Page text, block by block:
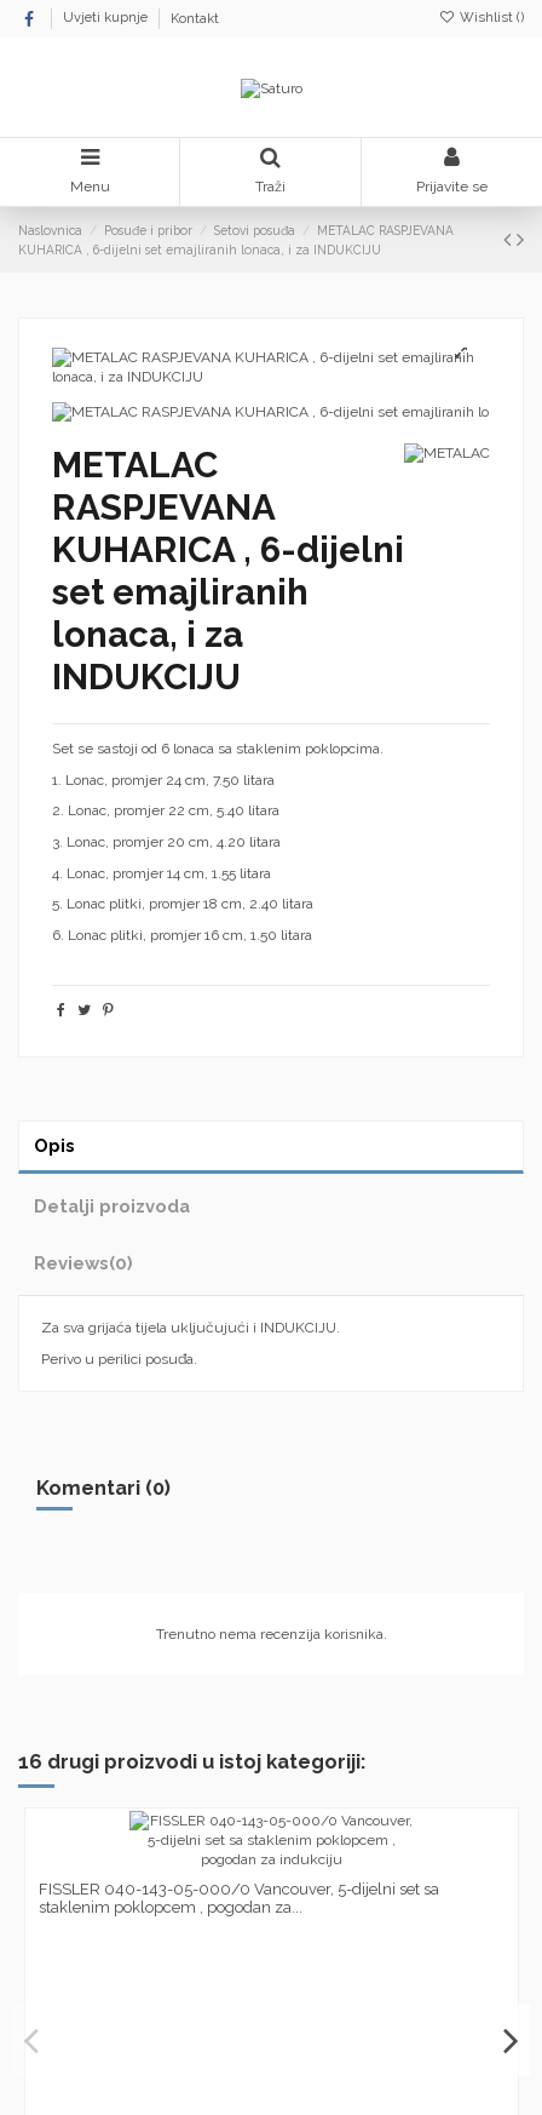
Uvjeti kupnje Kontakt Wishlist ()
Menu Traži Prijavite se
Naslovnica Posuđe i pribor Setovi posuđa
METALAC RASPJEVANA
KUHARICA , 6-dijelni set emajliranih lonaca, i za INDUKCIJU
METALAC
RASPJEVANA
KUHARICA , 6-dijelni
set emajliranih
lonaca, i za
INDUKCIJU
Set se sastoji od 6 lonaca sa staklenim poklopcima.
1. Lonac, promjer 24 cm, 7.50 litara
2. Lonac, promjer 22 cm, 5.40 litara
3. Lonac, promjer 20 cm, 4.20 litara
4. Lonac, promjer 14 cm, 1.55 litara
5. Lonac plitki, promjer 18 cm, 2.40 litara
6. Lonac plitki, promjer 16 cm, 1.50 litara
Opis
Detalji proizvoda
Reviews(0)
Za sva grijaća tijela uključujući i INDUKCIJU.
Perivo u perilici posuđa.
Komentari (0)
Trenutno nema recenzija korisnika.
16 drugi proizvodi u istoj kategoriji:
FISSLER 040-143-05-000/0 Vancouver, 5-dijelni set sa
staklenim poklopcem , pogodan za...